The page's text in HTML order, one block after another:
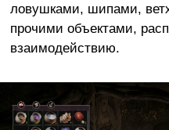
ловушками, шипами,
прочими объектами,
взаимодействию.